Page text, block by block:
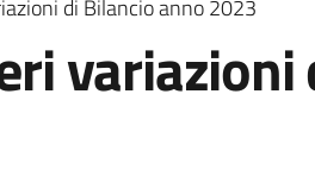
di Bilancio anno 2023